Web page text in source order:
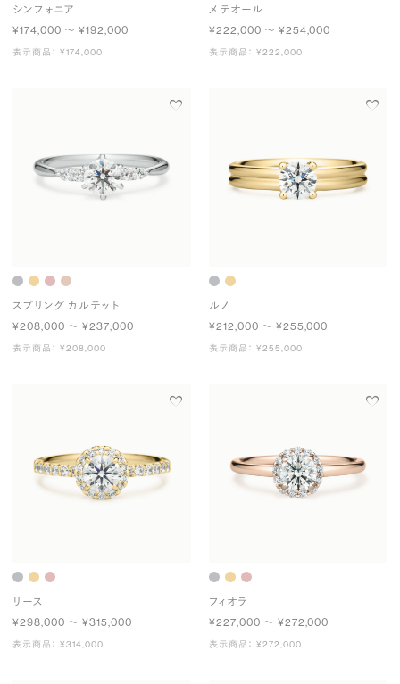
シンフォニア
¥174,000 〜 ¥192,000
表示商品： ¥174,000
メテオール
¥222,000 〜 ¥254,000
表示商品： ¥222,000
スプリング カルテット
¥208,000 〜 ¥237,000
表示商品： ¥208,000
ルノ
¥212,000 〜 ¥255,000
表示商品： ¥255,000
リース
¥298,000 〜 ¥315,000
表示商品： ¥314,000
フィオラ
¥227,000 〜 ¥272,000
表示商品： ¥272,000